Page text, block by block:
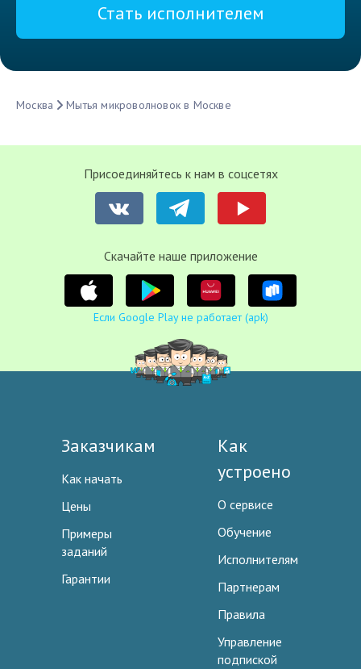
Стать исполнителем
Москва Мытья микроволновок в Москве
Присоединяйтесь к нам в соцсетях
Cкачайте наше приложение
Если Google Play не работает (apk)
Заказчикам
Как начать
Цены
Примеры
заданий
Гарантии
Как
устроено
О сервисе
Обучение
Исполнителям
Партнерам
Правила
Управление
подпиской